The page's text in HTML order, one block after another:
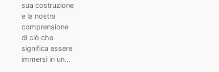
sua costruzione
e la nostra
comprensione
di ciò che
significa essere
immersi in un…